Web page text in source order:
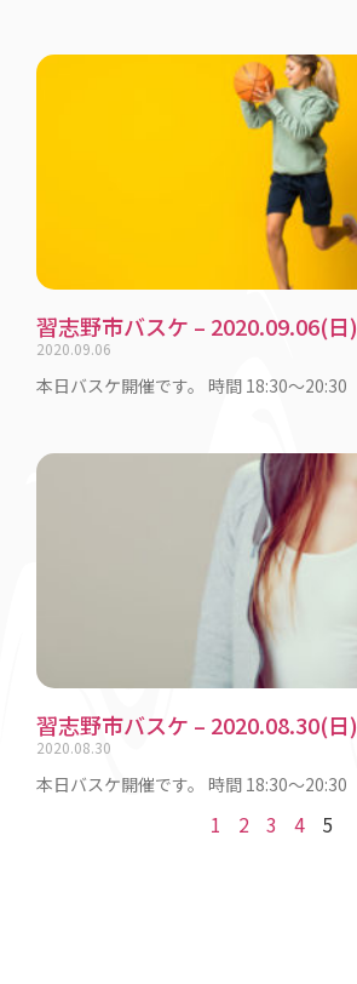
習志野市バスケ – 2020.09.06(日)
2020.09.06
本日バスケ開催です。 時間 18:30〜20:30
習志野市バスケ – 2020.08.30(日)
2020.08.30
本日バスケ開催です。 時間 18:30〜20:30
1 2 3 4 5